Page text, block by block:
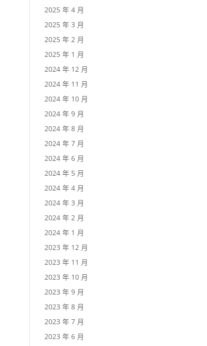
2025 年 4 月
2025 年 3 月
2025 年 2 月
2025 年 1 月
2024 年 12 月
2024 年 11 月
2024 年 10 月
2024 年 9 月
2024 年 8 月
2024 年 7 月
2024 年 6 月
2024 年 5 月
2024 年 4 月
2024 年 3 月
2024 年 2 月
2024 年 1 月
2023 年 12 月
2023 年 11 月
2023 年 10 月
2023 年 9 月
2023 年 8 月
2023 年 7 月
2023 年 6 月